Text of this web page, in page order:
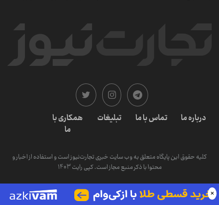
درباره ما تماس با ما تبلیغات
همکاری با
ما
کلیه حقوق این پایگاه متعلق به وب سایت خبری تجارت‌نیوز است و استفاده از اخبار و
محتوا با ذکر منبع مجاز است. کپی رایت 1403
×